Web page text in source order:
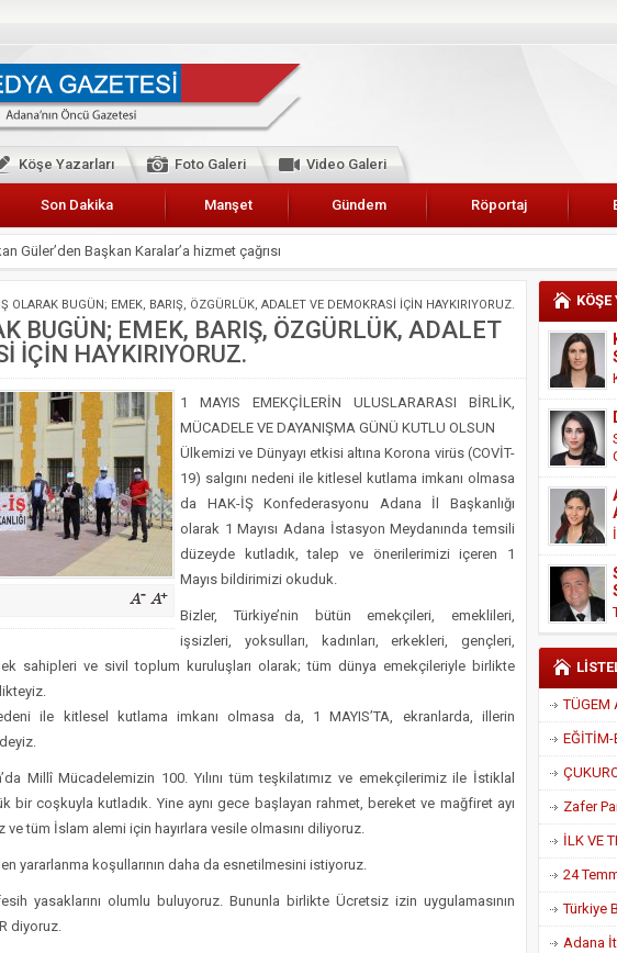
Köşe Yazarları Foto Galeri Video Galeri
Son Dakika Manşet Gündem Röportaj
Güler’den Başkan Karalar’a hizmet çağrısı
ve Kebapçılar Esnaf Odası Başkanı Şefik Arslan
İş Abdurrahman Yücel
BİNASININ ÖNÜNDE ANNELER TARİH YAZIYORLAR
TİCARET ODASI
emellerine asla erişemeyecekler
ÇUKUROVA’DA 2019 YILI PAMUK HASADINA BAŞLANDI
Yüreğir İlçe Başkanı Enis Akyürek
Koruma Derneği Başkanı Cennet Çelik
OLARAK BUGÜN; EMEK, BARIŞ, ÖZGÜRLÜK, ADALET VE DEMOKRASİ İÇİN HAYKIRIYORUZ.
BUGÜN; EMEK, BARIŞ, ÖZGÜRLÜK, ADALET
İÇİN HAYKIRIYORUZ.
1 MAYIS EMEKÇİLERİN ULUSLARARASI BİRLİK,
MÜCADELE VE DAYANIŞMA GÜNÜ KUTLU OLSUN
Ülkemizi ve Dünyayı etkisi altına Korona virüs (COVİT-
19) salgını nedeni ile kitlesel kutlama imkanı olmasa
da HAK-İŞ Konfederasyonu Adana İl Başkanlığı
olarak 1 Mayısı Adana İstasyon Meydanında temsili
düzeyde kutladık, talep ve önerilerimizi içeren 1
Mayıs bildirimizi okuduk.
Bizler, Türkiye’nin bütün emekçileri, emeklileri,
işsizleri, yoksulları, kadınları, erkekleri, gençleri,
sahipleri ve sivil toplum kuruluşları olarak; tüm dünya emekçileriyle birlikte
ile kitlesel kutlama imkanı olmasa da, 1 MAYIS’TA, ekranlarda, illerin
Millî Mücadelemizin 100. Yılını tüm teşkilatımız ve emekçilerimiz ile İstiklal
bir coşkuyla kutladık. Yine aynı gece başlayan rahmet, bereket ve mağfiret ayı
ve tüm İslam alemi için hayırlara vesile olmasını diliyoruz.
yararlanma koşullarının daha da esnetilmesini istiyoruz.
yasaklarını olumlu buluyoruz. Bununla birlikte Ücretsiz izin uygulamasının
diyoruz.
Adana